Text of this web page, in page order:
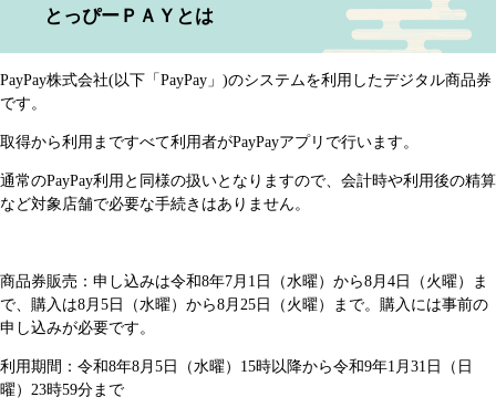
​​とっぴーＰＡＹとは
PayPay株式会社(以下「PayPay」)のシステムを利用したデジタル商品券
です。
取得から利用まですべて利用者がPayPayアプリで行います。
通常のPayPay利用と同様の扱いとなりますので、会計時や利用後の精算
など対象店舗で必要な手続きはありません。
商品券販売：申し込みは令和8年7月1日（水曜）から8月4日（火曜）ま
で、購入は8月5日（水曜）から8月25日（火曜）まで。購入には事前の
申し込みが必要です。
利用期間：令和8年8月5日（水曜）15時以降から令和9年1月31日（日
曜）23時59分まで